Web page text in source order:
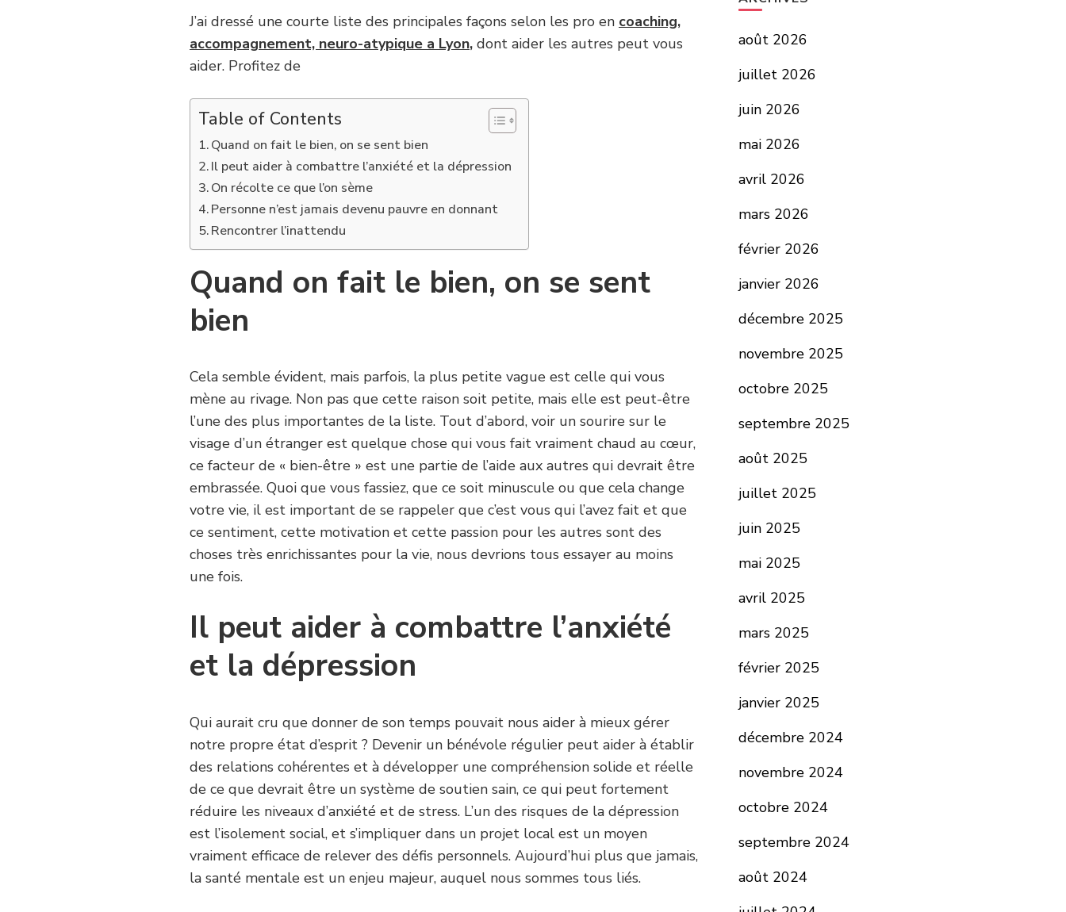
J’ai dressé une courte liste des principales façons selon les pro en coaching,
accompagnement, neuro-atypique a Lyon, dont aider les autres peut vous
aider. Profitez de
Table of Contents
Quand on fait le bien, on se sent bien
Il peut aider à combattre l’anxiété et la dépression
On récolte ce que l’on sème
Personne n’est jamais devenu pauvre en donnant
Rencontrer l’inattendu
Quand on fait le bien, on se sent
bien
Cela semble évident, mais parfois, la plus petite vague est celle qui vous
mène au rivage. Non pas que cette raison soit petite, mais elle est peut-être
l’une des plus importantes de la liste. Tout d’abord, voir un sourire sur le
visage d’un étranger est quelque chose qui vous fait vraiment chaud au cœur,
ce facteur de « bien-être » est une partie de l’aide aux autres qui devrait être
embrassée. Quoi que vous fassiez, que ce soit minuscule ou que cela change
votre vie, il est important de se rappeler que c’est vous qui l’avez fait et que
ce sentiment, cette motivation et cette passion pour les autres sont des
choses très enrichissantes pour la vie, nous devrions tous essayer au moins
une fois.
Il peut aider à combattre l’anxiété
et la dépression
Qui aurait cru que donner de son temps pouvait nous aider à mieux gérer
notre propre état d’esprit ? Devenir un bénévole régulier peut aider à établir
des relations cohérentes et à développer une compréhension solide et réelle
de ce que devrait être un système de soutien sain, ce qui peut fortement
réduire les niveaux d’anxiété et de stress. L’un des risques de la dépression
est l’isolement social, et s’impliquer dans un projet local est un moyen
vraiment efficace de relever des défis personnels. Aujourd’hui plus que jamais,
la santé mentale est un enjeu majeur, auquel nous sommes tous liés.
août 2026
juillet 2026
juin 2026
mai 2026
avril 2026
mars 2026
février 2026
janvier 2026
décembre 2025
novembre 2025
octobre 2025
septembre 2025
août 2025
juillet 2025
juin 2025
mai 2025
avril 2025
mars 2025
février 2025
janvier 2025
décembre 2024
novembre 2024
octobre 2024
septembre 2024
août 2024